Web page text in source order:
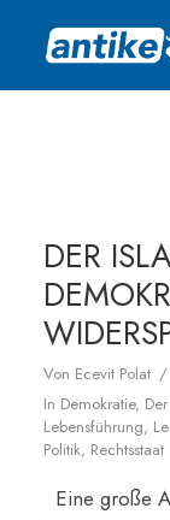
DER
Von Ecevit Polat
In Demokratie,
Lebensführung,
Politik, Rechtsstaat
Eine große